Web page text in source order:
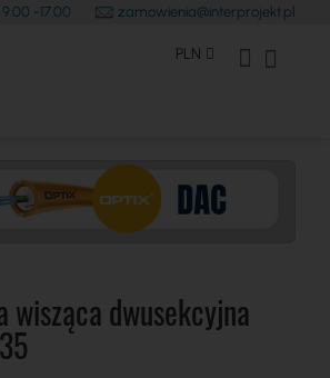
9.00 -17.00 zamowienia@interprojekt.pl
Waluta
PLN Konto Klienta
wisząca dwusekcyjna